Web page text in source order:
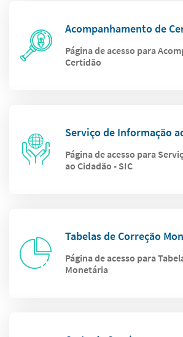
Acompanhamento de
Página de acesso para
Certidão
Serviço de Informação
Página de acesso para
ao Cidadão - SIC
Tabelas de Correção
Página de acesso para
Monetária